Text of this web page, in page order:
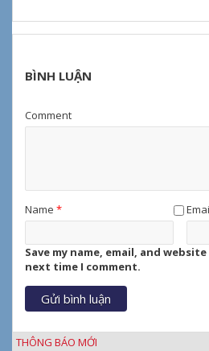
BÌNH LUẬN
Comment
Name *
Save my name, email, and
next time I comment.
THÔNG BÁO MỚI